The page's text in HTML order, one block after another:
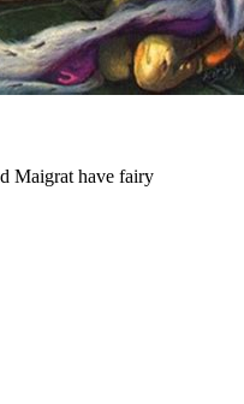
Maigrat have fairy